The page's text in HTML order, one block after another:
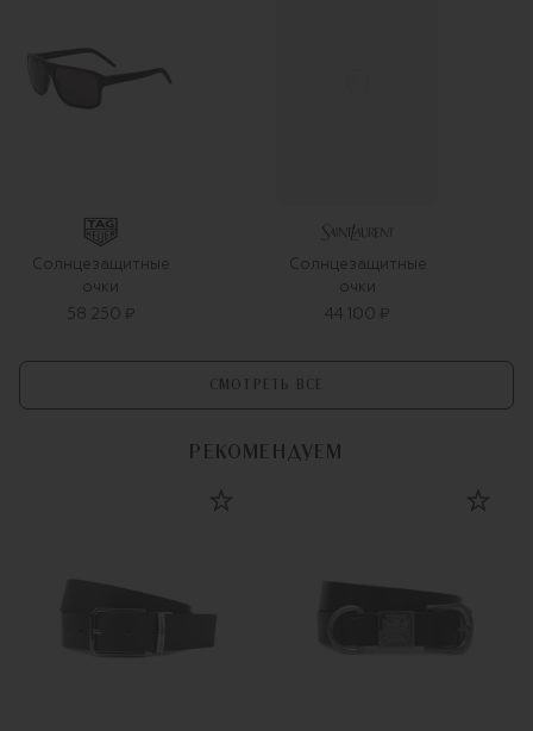
Солнцезащитные
очки
58 250 ₽
Солнцезащитные
очки
44 100 ₽
СМОТРЕТЬ ВСЕ
РЕКОМЕНДУЕМ